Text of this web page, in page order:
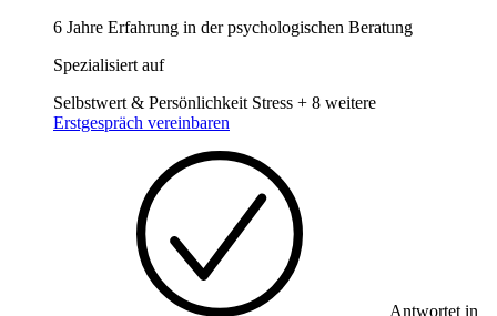
6 Jahre Erfahrung in der psychologischen Beratung
Spezialisiert auf
Selbstwert & Persönlichkeit Stress + 8 weitere
Erstgespräch vereinbaren
Antwortet in